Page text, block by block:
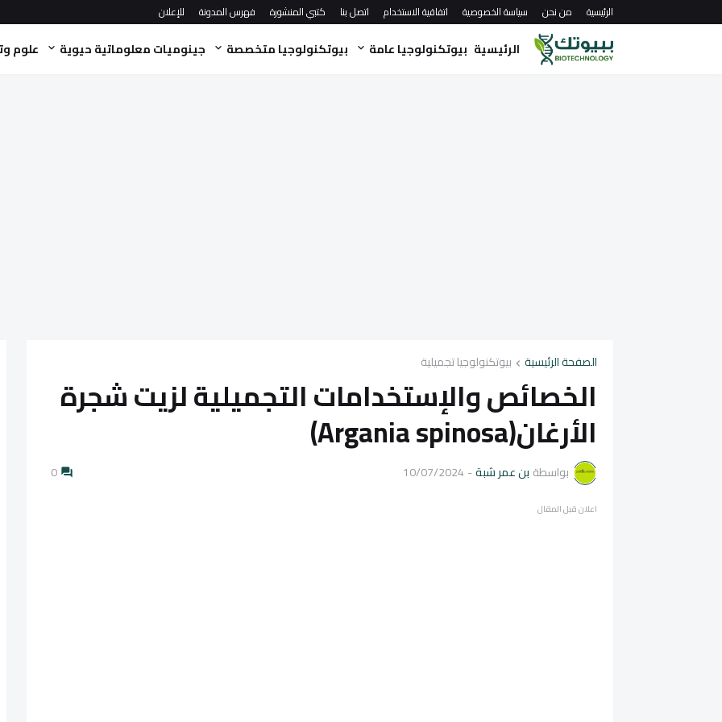
الرئيسية من نحن سياسة الخصوصية اتفاقية الاستخدام اتصل بنا كتبي المنشورة فهرس المدونة للإعلان
الرئيسية بيوتكنولوجيا عامة بيوتكنولوجيا متخصصة جينوميات معلوماتية حيوية علوم
الصفحة الرئيسية بيوتكنولوجيا تجميلية
الخصائص والإستخدامات التجميلية لزيت شجرة
الأرغان(Argania spinosa)
بواسطة بن عمر شبة-
10/07/2024
0
اعلان قبل المقال